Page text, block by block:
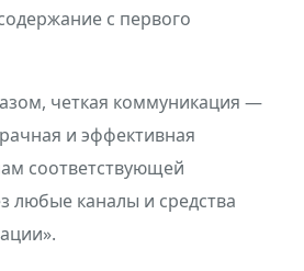
с первого
четкая коммуникация —
и эффективная
соответствующей
любые каналы и средства